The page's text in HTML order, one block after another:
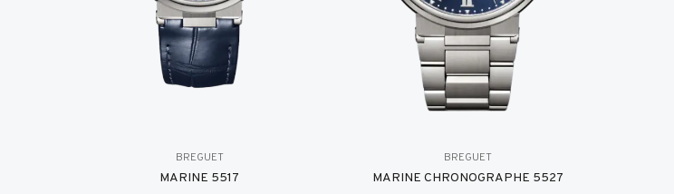
BREGUET
MARINE 5517
BREGUET
MARINE CHRONOGRAPHE 5527